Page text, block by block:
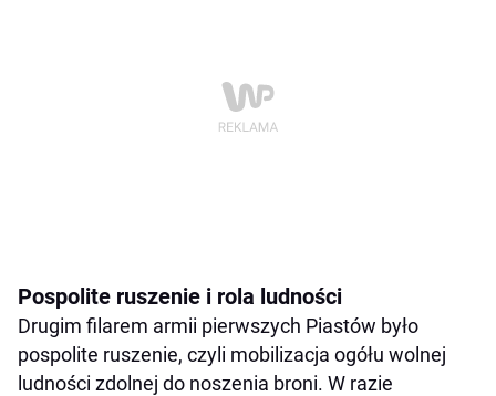
Pospolite ruszenie i rola ludności
Drugim filarem armii pierwszych Piastów było
pospolite ruszenie, czyli mobilizacja ogółu wolnej
ludności zdolnej do noszenia broni. W razie